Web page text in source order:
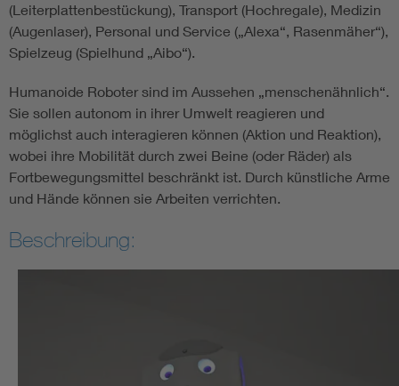
(Leiterplattenbestückung), Transport (Hochregale), Medizin
(Augenlaser), Personal und Service („Alexa“, Rasenmäher“),
Spielzeug (Spielhund „Aibo“).
Humanoide Roboter sind im Aussehen „menschenähnlich“.
Sie sollen autonom in ihrer Umwelt reagieren und
möglichst auch interagieren können (Aktion und Reaktion),
wobei ihre Mobilität durch zwei Beine (oder Räder) als
Fortbewegungsmittel beschränkt ist. Durch künstliche Arme
und Hände können sie Arbeiten verrichten.
Beschreibung: